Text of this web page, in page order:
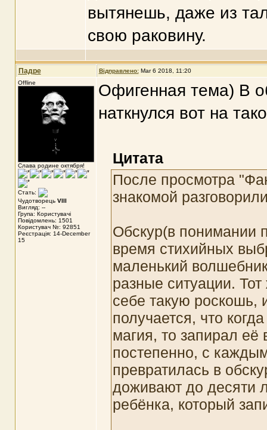
вытянешь, даже из
свою раковину.
Падре Відправлено: Mar 6 2018, 11:20
Offline
Слава родине октября!
Стать:
Чудотворець VIII
Вигляд: --
Група: Користувачі
Повідомлень: 1501
Користувач №: 92851
Реєстрація: 14-December
15
Офигенная тема) В
наткнулся вот на
Цитата
После просмотра
знакомой
Обскур(в понимании
время стихийных
маленький
разные ситуации.
себе такую роскошь,
получается, что
магия, то запирал
постепенно, с
превратилась в
доживают до десяти
ребёнка, который